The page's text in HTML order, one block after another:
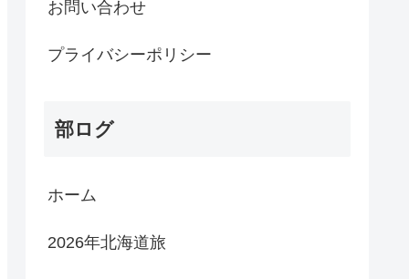
お問い合わせ
プライバシーポリシー
部ログ
ホーム
2026年北海道旅